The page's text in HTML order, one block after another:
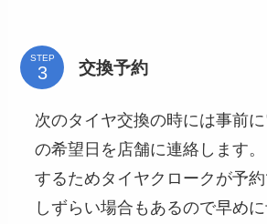
STEP
交換予約
次のタイヤ交換の時には事前
の希望日を店舗に連絡します
するためタイヤクロークが予
しずらい場合もあるので早め